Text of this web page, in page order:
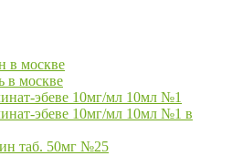
в москве
в москве
эбеве 10мг/мл 10мл №1
эбеве 10мг/мл 10мл №1 в
таб. 50мг №25